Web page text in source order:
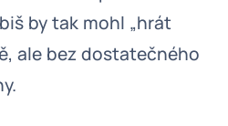
by tak mohl „hrát
ale bez dostatečného